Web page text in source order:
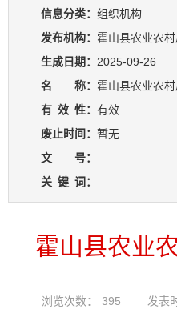
信息分类： 组织机构
发布机构： 霍山县农业农村
生成日期： 2025-09-26
名 称： 霍山县农业农
有 效 性： 有效
废止时间： 暂无
文 号：
关 键 词：
霍山县农业
浏览次数： 395
发表